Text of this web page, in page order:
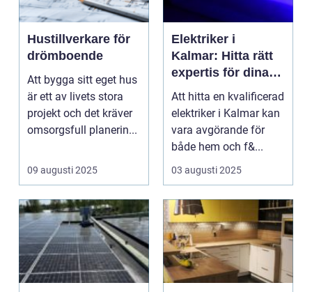
Hustillverkare för
drömboende
Att bygga sitt eget hus
är ett av livets stora
projekt och det kräver
omsorgsfull planerin...
09 augusti 2025
Elektriker i
Kalmar: Hitta rätt
expertis för dina
elinstallationer
Att hitta en kvalificerad
elektriker i Kalmar kan
vara avgörande för
både hem och f&...
03 augusti 2025